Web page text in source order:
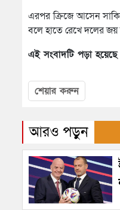
এরপর ক্রিজে আসেন
বলে হাতে রেখে দলের
এই সংবাদটি পড়া
শেয়ার করুন
আরও পড়ুন